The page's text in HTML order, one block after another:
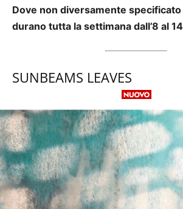
Dove non diversamente
durano tutta la settimana dall’8 al
SUNBEAMS LEAVES